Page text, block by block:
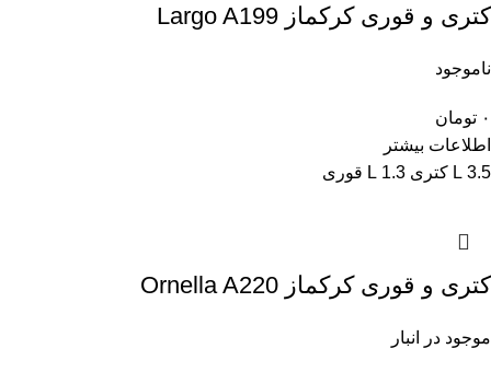
کتری و قوری کرکماز Largo A199
ناموجود
۰ تومان
اطلاعات بیشتر
3.5 L کتری
1.3 L قوری
کتری و قوری کرکماز Ornella A220
موجود در انبار